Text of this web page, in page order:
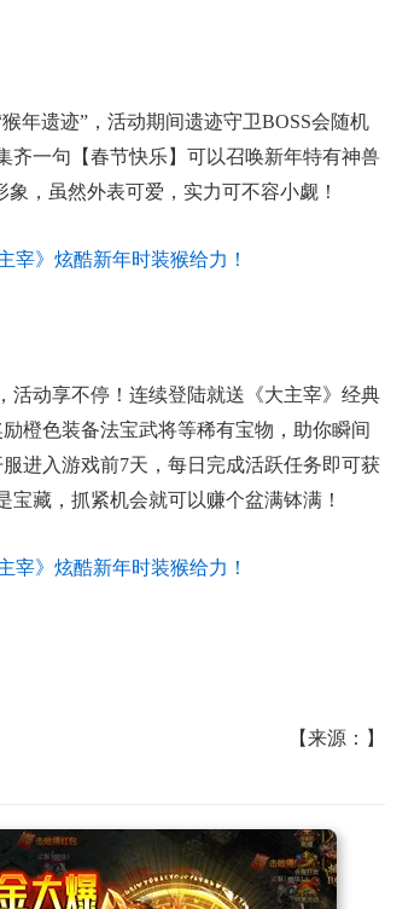
年遗迹”，活动期间遗迹守卫BOSS会随机
齐一句【春节快乐】可以召唤新年特有神兽
，虽然外表可爱，实力可不容小觑！
活动享不停！连续登陆就送《大主宰》经典
橙色装备法宝武将等稀有宝物，助你瞬间
进入游戏前7天，每日完成活跃任务即可获
藏，抓紧机会就可以赚个盆满钵满！
【来源：】